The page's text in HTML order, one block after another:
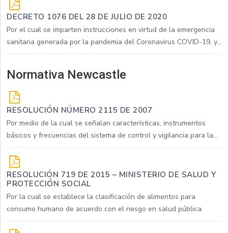
DECRETO 1076 DEL 28 DE JULIO DE 2020
Por el cual se imparten instrucciones en virtud de la emergencia
sanitaria generada por la pandemia del Coronavirus COVID-19, y...
Normativa Newcastle
RESOLUCIÓN NÚMERO 2115 DE 2007
Por medio de la cual se señalan características, instrumentos
básicos y frecuencias del sistema de control y vigilancia para la...
RESOLUCIÓN 719 DE 2015 – MINISTERIO DE SALUD Y
PROTECCIÓN SOCIAL
Por la cual se establece la clasificación de alimentos para
consumo humano de acuerdo con el riesgo en salud pública.